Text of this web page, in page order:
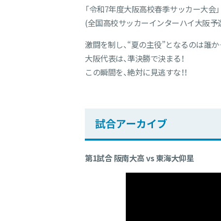
「令和7年度大阪高校春季サッカー大会」
(全国高校サッカーインターハイ大阪予
激闘を制し、“夏の主役”となるのは誰か――
大阪代表は、準決勝で決まる！
この瞬間を、絶対に見逃すな！！
試合アーカイブ
第1試合 阪南大高 vs 東海大仰星